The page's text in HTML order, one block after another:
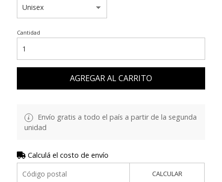
Cantidad
AGREGAR AL CARRITO
Envío gratis a todo el país a partir de la segunda
unidad
Calculá el costo de envío
CALCULAR